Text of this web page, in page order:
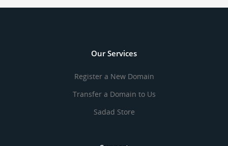
Our Services
Register a New Domain
Transfer a Domain to Us
Sadad Store